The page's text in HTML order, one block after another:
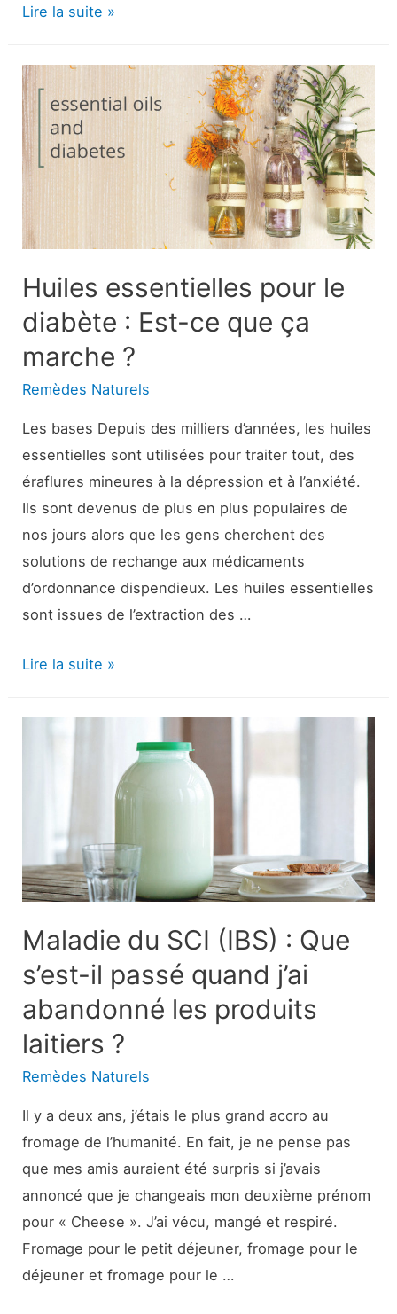
Quand
enfant
peut-
il
s’asseoir
sur
le
avant
?
Lire la suite »
Huiles essentielles pour le
diabète : Est-ce que ça
marche ?
Remèdes Naturels
Les bases Depuis des milliers d’années, les huiles
essentielles sont utilisées pour traiter tout, des
éraflures mineures à la dépression et à l’anxiété.
Ils sont devenus de plus en plus populaires de
nos jours alors que les gens cherchent des
solutions de rechange aux médicaments
d’ordonnance dispendieux. Les huiles essentielles
sont issues de l’extraction des …
Huiles
pour
que
ça
marche
?
Lire la suite »
Maladie du SCI (IBS) : Que
s’est-il passé quand j’ai
abandonné les produits
laitiers ?
Remèdes Naturels
Il y a deux ans, j’étais le plus grand accro au
fromage de l’humanité. En fait, je ne pense pas
que mes amis auraient été surpris si j’avais
annoncé que je changeais mon deuxième prénom
pour « Cheese ». J’ai vécu, mangé et respiré.
Fromage pour le petit déjeuner, fromage pour le
déjeuner et fromage pour le …